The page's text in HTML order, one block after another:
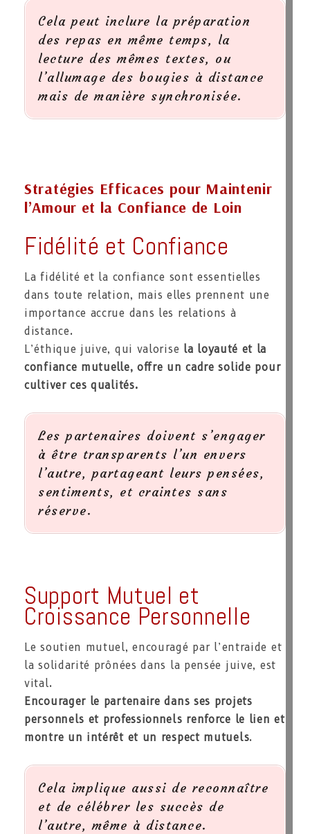
Cela peut inclure la préparation
des repas en même temps, la
lecture des mêmes textes, ou
l’allumage des bougies à distance
mais de manière synchronisée.
Stratégies Efficaces pour Maintenir
l’Amour et la Confiance de Loin
Fidélité et Confiance
La fidélité et la confiance sont essentielles
dans toute relation, mais elles prennent une
importance accrue dans les relations à
distance.
L’éthique juive, qui valorise la loyauté et la
confiance mutuelle, offre un cadre solide pour
cultiver ces qualités.
Les partenaires doivent s’engager
à être transparents l’un envers
l’autre, partageant leurs pensées,
sentiments, et craintes sans
réserve.
Support Mutuel et
Croissance Personnelle
Le soutien mutuel, encouragé par l’entraide et
la solidarité prônées dans la pensée juive, est
vital.
Encourager le partenaire dans ses projets
personnels et professionnels renforce le lien et
montre un intérêt et un respect mutuels.
Cela implique aussi de reconnaître
et de célébrer les succès de
l’autre, même à distance.